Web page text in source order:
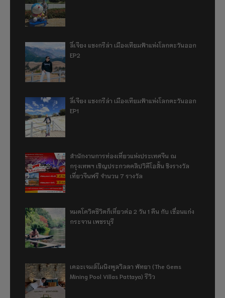
ลี่เจียง แชงกรีล่า เมืองเทียมฟ้าแห่งโลกตะวันออก
EP2
ลี่เจียง แชงกรีล่า เมืองเทียมฟ้าแห่งโลกตะวันออก
EP1
สำนักงานการท่องเที่ยวแห่งประเทศจีน ณ
กรุงเทพฯ เชิญประกวดคลิปวิดีโอสั้น ชิงรางวัล
เที่ยวจีนฟรี จำนวน 7 รางวัล
หมดโควิดชีวิตก็เที่ยวต่อ 2 วัน 1 คืน กับ เขื่อนแก่ง
กระจาน เพชรบุรี
เดอะเจมส์ไมนิงพูลวิลลา พัทยา (The Gems
Mining Pool Villas Pattaya) รีวิว